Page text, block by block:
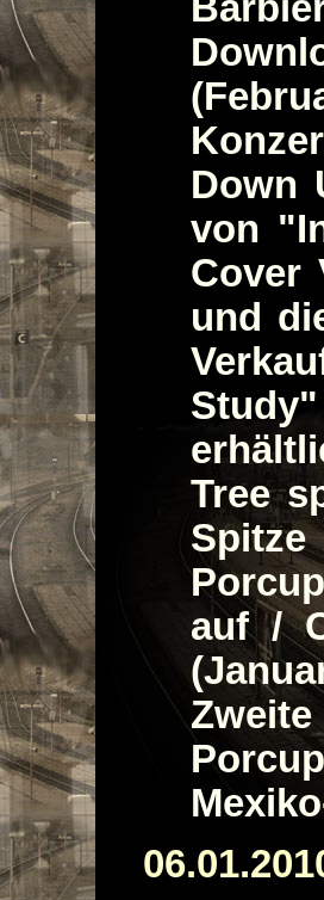
Down
von
Cover
und
Tree
auf /